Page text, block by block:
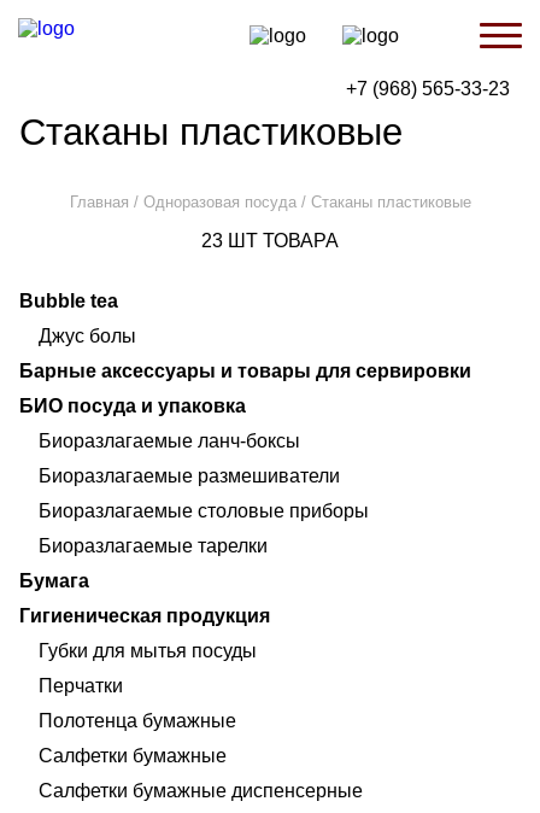
+7 (968) 565-33-23
Стаканы пластиковые
Главная / Одноразовая посуда/ Стаканы пластиковые
23 ШТ ТОВАРА
Bubble tea
Джус болы
Барные аксессуары и товары для сервировки
БИО посуда и упаковка
Биоразлагаемые ланч-боксы
Биоразлагаемые размешиватели
Биоразлагаемые столовые приборы
Биоразлагаемые тарелки
Бумага
Гигиеническая продукция
Губки для мытья посуды
Перчатки
Полотенца бумажные
Салфетки бумажные
Салфетки бумажные диспенсерные